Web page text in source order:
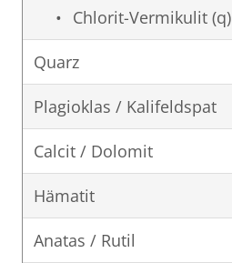
Chlorit-Vermikulit (q)
Quarz
Plagioklas / Kalifeldspat
Calcit / Dolomit
Hämatit
Anatas / Rutil